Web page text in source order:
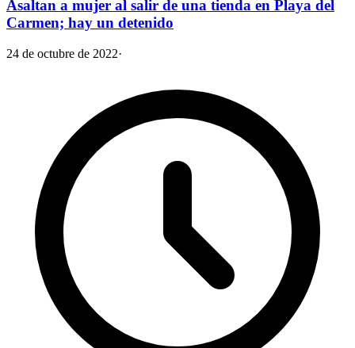
Asaltan a mujer al salir de una tienda en Playa del
Carmen; hay un detenido
24 de octubre de 2022·